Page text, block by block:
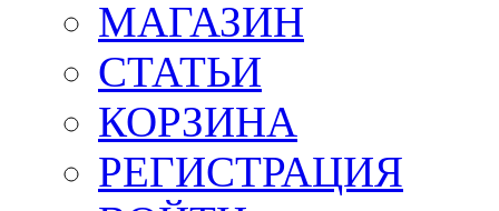
МАГАЗИН
СТАТЬИ
КОРЗИНА
РЕГИСТРАЦИЯ